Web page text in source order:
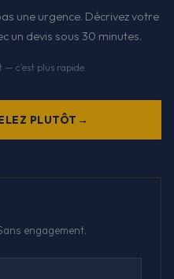
une urgence. Décrivez votre
un devis sous 30 minutes.
— c'est plus rapide.
PLUTÔT
engagement.